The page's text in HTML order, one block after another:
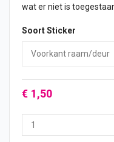
wat er niet is
Soort Sticker
€ 1,50